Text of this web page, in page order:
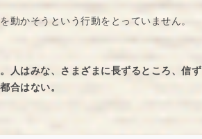
かそうという行動をとっていません。
人はみな、さまざまに長ずるところ、信ず
合はない。